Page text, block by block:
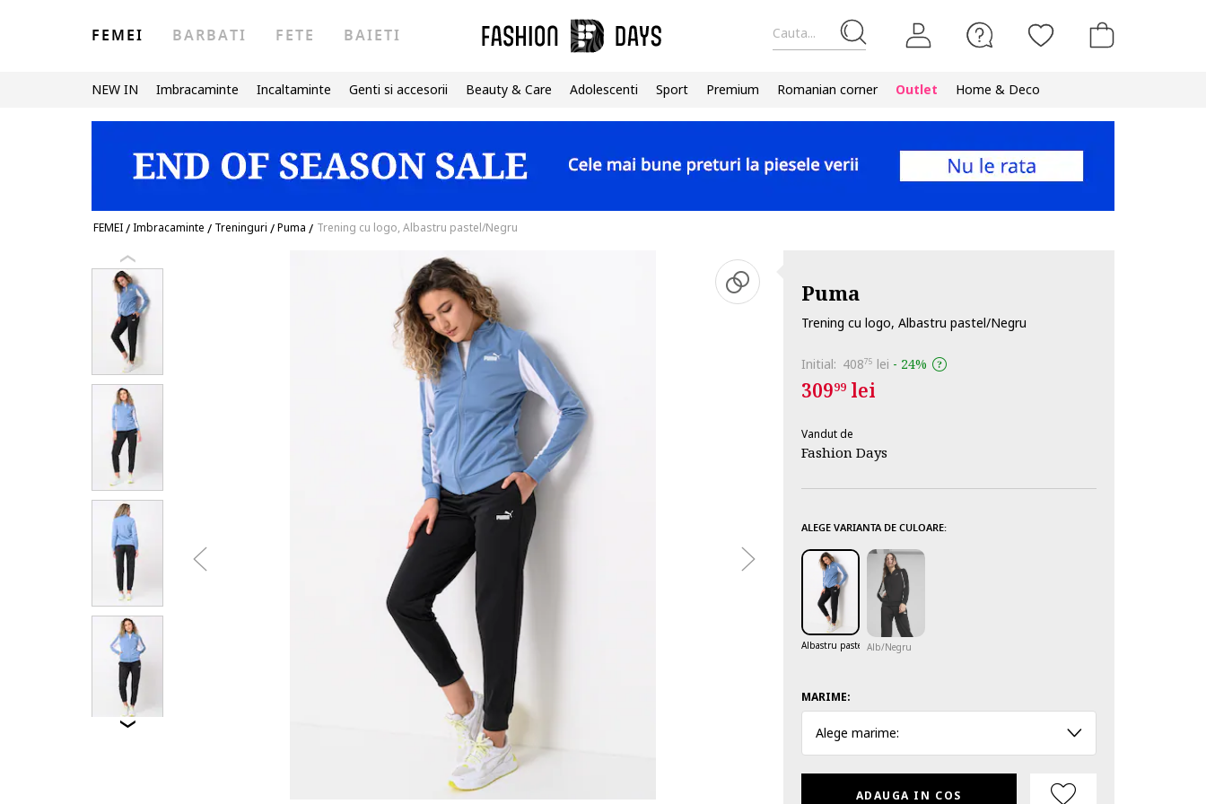
Cauta...
FEMEI BARBATI FETE BAIETI
NEW IN Imbracaminte Incaltaminte Genti si accesorii Beauty & Care Adolescenti Sport Premium Romanian corner Outlet Home & Deco
FEMEI/Imbracaminte / Treninguri /Puma / Trening cu logo, Albastru pastel/Negru
Puma
Trening cu logo, Albastru pastel/Negru
Initial: 40875 lei - 24%
30999lei
Vandut de
Fashion Days
ALEGE VARIANTA DE CULOARE:
Albastru pastel/Negru
Alb/Negru
MARIME:
Alege marime:
ADAUGA IN COS